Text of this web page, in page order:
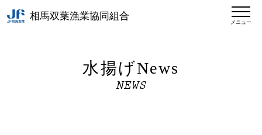
相馬双葉漁業協同組合
メニュー
水揚げNews
NEWS